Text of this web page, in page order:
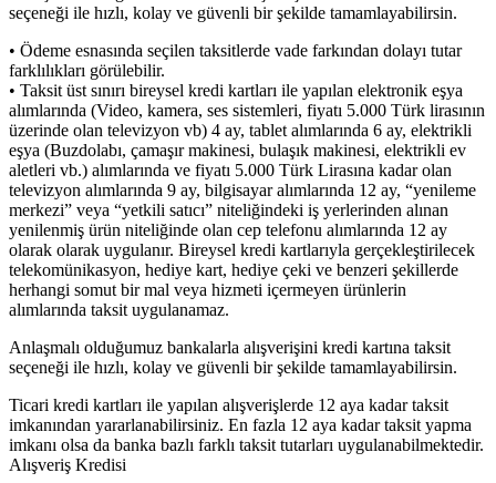
seçeneği ile hızlı, kolay ve güvenli bir şekilde tamamlayabilirsin.
• Ödeme esnasında seçilen taksitlerde vade farkından dolayı tutar
farklılıkları görülebilir.
• Taksit üst sınırı bireysel kredi kartları ile yapılan elektronik eşya
alımlarında (Video, kamera, ses sistemleri, fiyatı 5.000 Türk lirasının
üzerinde olan televizyon vb) 4 ay, tablet alımlarında 6 ay, elektrikli
eşya (Buzdolabı, çamaşır makinesi, bulaşık makinesi, elektrikli ev
aletleri vb.) alımlarında ve fiyatı 5.000 Türk Lirasına kadar olan
televizyon alımlarında 9 ay, bilgisayar alımlarında 12 ay, “yenileme
merkezi” veya “yetkili satıcı” niteliğindeki iş yerlerinden alınan
yenilenmiş ürün niteliğinde olan cep telefonu alımlarında 12 ay
olarak olarak uygulanır. Bireysel kredi kartlarıyla gerçekleştirilecek
telekomünikasyon, hediye kart, hediye çeki ve benzeri şekillerde
herhangi somut bir mal veya hizmeti içermeyen ürünlerin
alımlarında taksit uygulanamaz.
Anlaşmalı olduğumuz bankalarla alışverişini kredi kartına taksit
seçeneği ile hızlı, kolay ve güvenli bir şekilde tamamlayabilirsin.
Ticari kredi kartları ile yapılan alışverişlerde 12 aya kadar taksit
imkanından yararlanabilirsiniz. En fazla 12 aya kadar taksit yapma
imkanı olsa da banka bazlı farklı taksit tutarları uygulanabilmektedir.
Alışveriş Kredisi